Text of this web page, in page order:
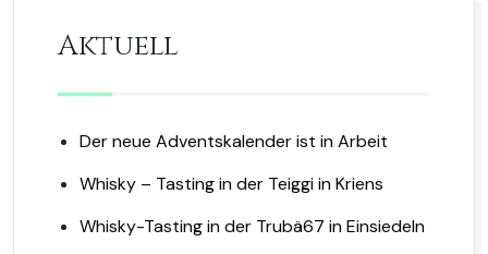
Aktuell
Der neue Adventskalender ist in Arbeit
Whisky – Tasting in der Teiggi in Kriens
Whisky-Tasting in der Trubä67 in Einsiedeln